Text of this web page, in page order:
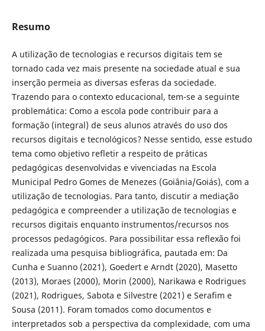
Resumo
A utilização de tecnologias e recursos digitais tem se
tornado cada vez mais presente na sociedade atual e sua
inserção permeia as diversas esferas da sociedade.
Trazendo para o contexto educacional, tem-se a seguinte
problemática: Como a escola pode contribuir para a
formação (integral) de seus alunos através do uso dos
recursos digitais e tecnológicos? Nesse sentido, esse estudo
tema como objetivo refletir a respeito de práticas
pedagógicas desenvolvidas e vivenciadas na Escola
Municipal Pedro Gomes de Menezes (Goiânia/Goiás), com a
utilização de tecnologias. Para tanto, discutir a mediação
pedagógica e compreender a utilização de tecnologias e
recursos digitais enquanto instrumentos/recursos nos
processos pedagógicos. Para possibilitar essa reflexão foi
realizada uma pesquisa bibliográfica, pautada em: Da
Cunha e Suanno (2021), Goedert e Arndt (2020), Masetto
(2013), Moraes (2000), Morin (2000), Narikawa e Rodrigues
(2021), Rodrigues, Sabota e Silvestre (2021) e Serafim e
Sousa (2011). Foram tomados como documentos e
interpretados sob a perspectiva da complexidade, com uma